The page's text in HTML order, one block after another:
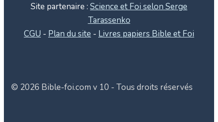
Site partenaire : Science et Foi selon Serge
Tarassenko
CGU - Plan du site - Livres papiers Bible et Foi
© 2026 Bible-foi.com v 10 - Tous droits réservés